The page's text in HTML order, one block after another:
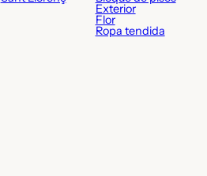
Exterior
Flor
Ropa tendida